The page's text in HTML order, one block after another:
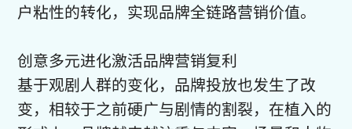
户粘性的转化，实现品牌全链路营销价值。
创意多元进化激活品牌营销复利
基于观剧人群的变化，品牌投放也发生了改
变，相较于之前硬广与剧情的割裂，在植入的